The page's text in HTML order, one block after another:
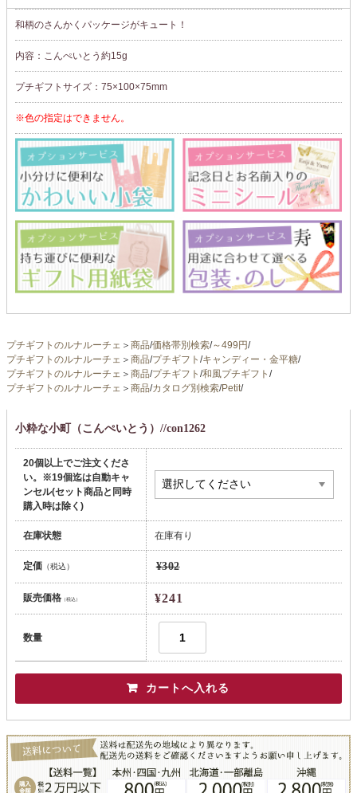
和柄のさんかくパッケージがキュート！
内容：こんぺいとう約15g
プチギフトサイズ：75×100×75mm
※色の指定はできません。
プチギフトのルナルーチェ ＞ 商品/価格帯別検索/～499円/
プチギフトのルナルーチェ ＞ 商品/プチギフト /キャンディー・金平糖/
プチギフトのルナルーチェ ＞ 商品/プチギフト /和風プチギフト /
プチギフトのルナルーチェ ＞ 商品/カタログ別検索/Petit/
小粋な小町（こんぺいとう）//con1262
20個以上でご注文くださ
い。※19個迄は自動キャ
ンセル(セット商品と同時
購入時は除く)
在庫状態 在庫有り
定価（税込） ¥302
販売価格（税込） ¥241
数量